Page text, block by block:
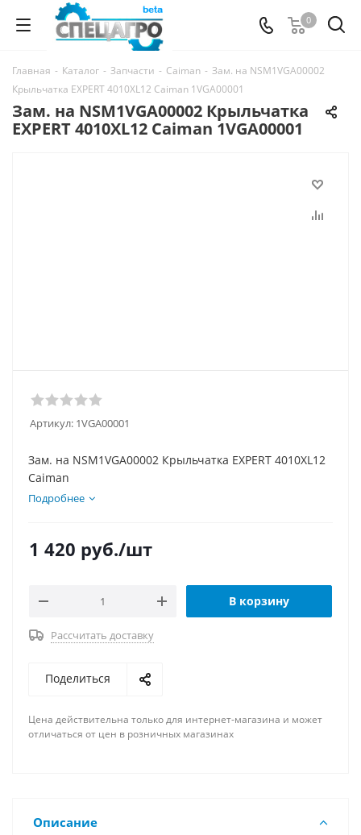
0
Главная - Каталог - Запчасти - Caiman - Зам. на NSM1VGA00002
Крыльчатка EXPERT 4010XL12 Caiman 1VGA00001
Зам. на NSM1VGA00002 Крыльчатка
EXPERT 4010XL12 Caiman 1VGA00001
Артикул: 1VGA00001
Зам. на NSM1VGA00002 Крыльчатка EXPERT 4010XL12
Caiman
Подробнее
1 420 руб./шт
В корзину
Рассчитать доставку
Поделиться
Цена действительна только для интернет-магазина и может
отличаться от цен в розничных магазинах
Описание